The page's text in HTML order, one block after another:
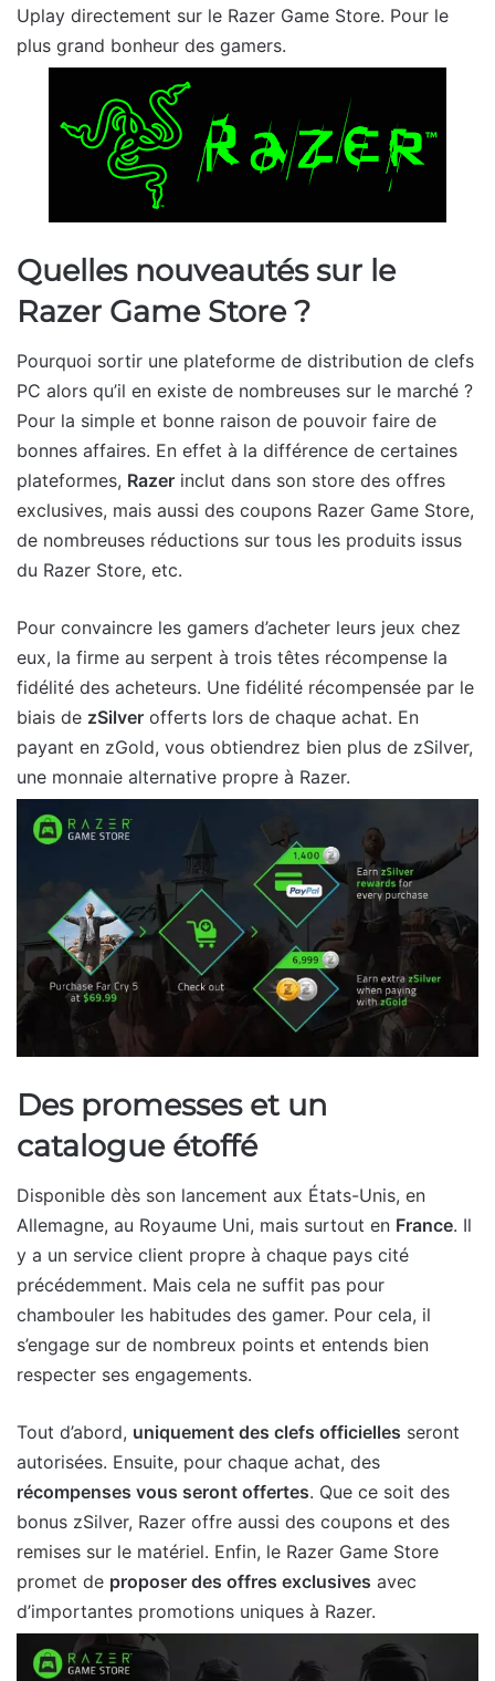
Uplay directement sur le Razer Game Store. Pour le
plus grand bonheur des gamers.
Quelles nouveautés sur le
Razer Game Store ?
Pourquoi sortir une plateforme de distribution de clefs
PC alors qu’il en existe de nombreuses sur le marché ?
Pour la simple et bonne raison de pouvoir faire de
bonnes affaires. En effet à la différence de certaines
plateformes, Razer inclut dans son store des offres
exclusives, mais aussi des coupons Razer Game Store,
de nombreuses réductions sur tous les produits issus
du Razer Store, etc.
Pour convaincre les gamers d’acheter leurs jeux chez
eux, la firme au serpent à trois têtes récompense la
fidélité des acheteurs. Une fidélité récompensée par le
biais de zSilver offerts lors de chaque achat. En
payant en zGold, vous obtiendrez bien plus de zSilver,
une monnaie alternative propre à Razer.
Des promesses et un
catalogue étoffé
Disponible dès son lancement aux États-Unis, en
Allemagne, au Royaume Uni, mais surtout en France. Il
y a un service client propre à chaque pays cité
précédemment. Mais cela ne suffit pas pour
chambouler les habitudes des gamer. Pour cela, il
s’engage sur de nombreux points et entends bien
respecter ses engagements.
Tout d’abord, uniquement des clefs officielles seront
autorisées. Ensuite, pour chaque achat, des
récompenses vous seront offertes. Que ce soit des
bonus zSilver, Razer offre aussi des coupons et des
remises sur le matériel. Enfin, le Razer Game Store
promet de proposer des offres exclusives avec
d’importantes promotions uniques à Razer.